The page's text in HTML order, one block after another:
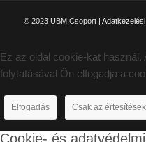
© 2023 UBM Csoport |
Ez az oldal cookie-kat használ.
folytatásával Ön elfogadja a
Elfogadás Csak az
Cookie- és